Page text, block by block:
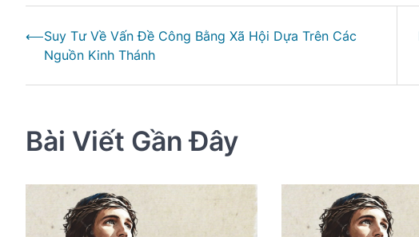
hướng
⟵Suy Tư Về Vấn Đề Công Bằng Xã Hội Dựa Trên Các
Nguồn Kinh Thánh
Bài Viết Gần Đây